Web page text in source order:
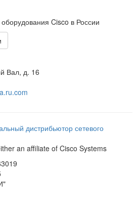
Cisco в России
Вал, д. 16
дистрибьютор сетевого
an affiliate of Cisco Systems